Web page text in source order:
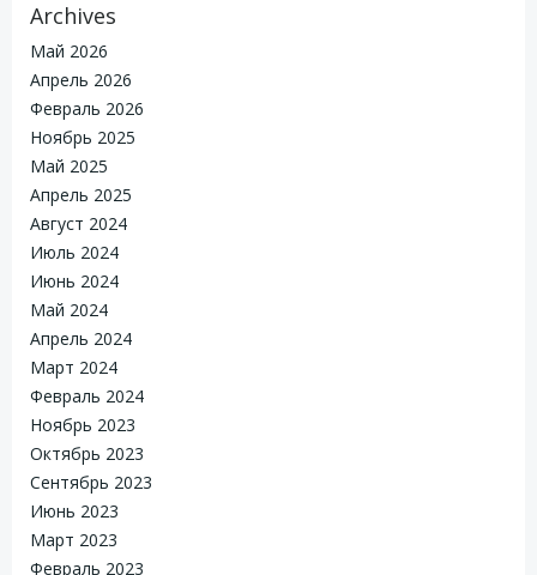
Archives
Май 2026
Апрель 2026
Февраль 2026
Ноябрь 2025
Май 2025
Апрель 2025
Август 2024
Июль 2024
Июнь 2024
Май 2024
Апрель 2024
Март 2024
Февраль 2024
Ноябрь 2023
Октябрь 2023
Сентябрь 2023
Июнь 2023
Март 2023
Февраль 2023